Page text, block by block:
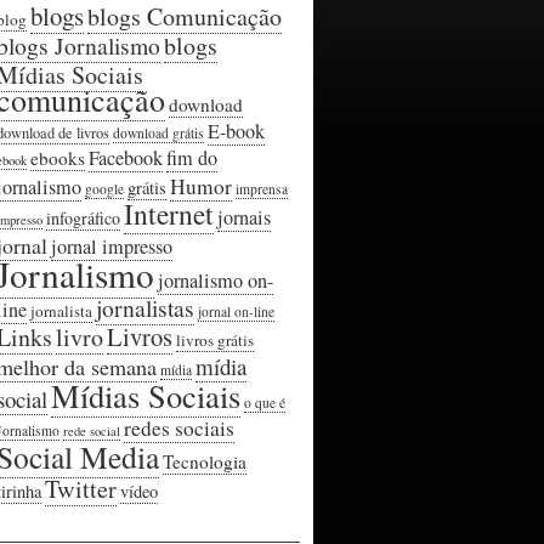
blogsblogs Comunicação
Jornalismoblogs
Sociais
download
de livros download grátis E-book
ebooksFacebookfim do
google grátis Humor imprensa
infográficoInternetjornais
jornal impresso
jornalismo on-
jornalista jornalistas jornal on-line
livroLivroslivros grátis
da semana mídia mídia
Mídias Sociais o que é
rede social redes sociais
MediaTecnologia
Twittervídeo